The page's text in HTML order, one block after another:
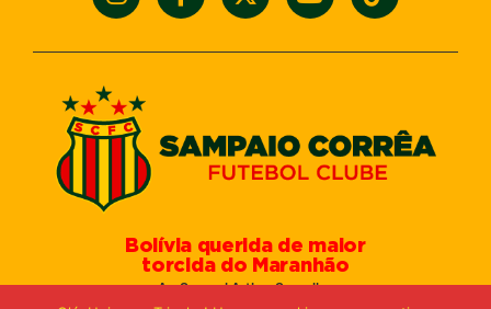
Bolívia querida de maior
torcida do Maranhão
Av. General Arthur Carvalho,